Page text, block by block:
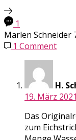
1
Marlen Schneider
1 Comment
H.
19. März
Das
zum